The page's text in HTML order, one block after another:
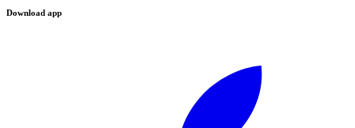
Download app